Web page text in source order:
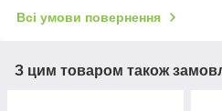
Всі умови повернення
З цим товаром також